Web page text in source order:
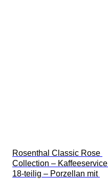
Rosenthal Classic Rose
Collection – Kaffeeservice
18-teilig – Porzellan mit